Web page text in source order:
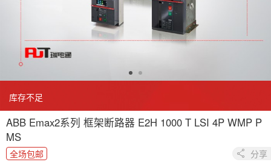
库存不足
ABB Emax2系列 框架断路器 E2H 1000 T LSI 4P WMP P
MS
全场包邮
分享